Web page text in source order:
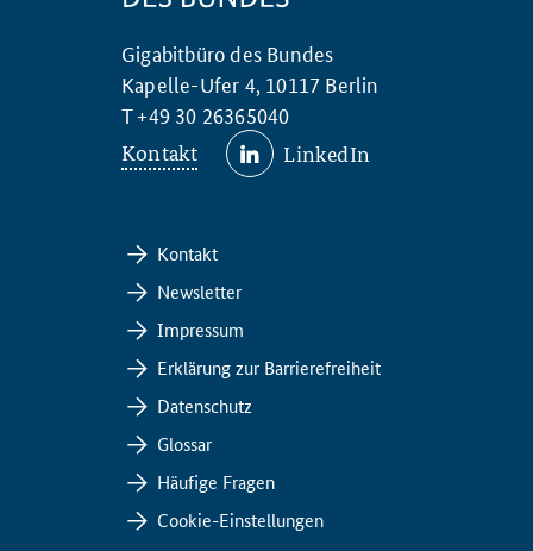
Gigabitbüro des Bundes
Kapelle-Ufer 4, 10117 Berlin
T +49 30 26365040
Kontakt LinkedIn
Kontakt
Newsletter
Impressum
Erklärung zur Barrierefreiheit
Datenschutz
Glossar
Häufige Fragen
Cookie-Einstellungen